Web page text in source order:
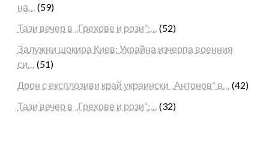
на… (59)
Тази вечер в „Грехове и рози“:… (52)
Залужни шокира Киев: Украйна изчерпа военния
си… (51)
Дрон с експлозиви край украински „Антонов“ в… (42)
Тази вечер в „Грехове и рози“:… (32)